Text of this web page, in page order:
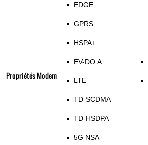
Propriétés Modem
EDGE
GPRS
HSPA+
EV-DO A
LTE
TD-SCDMA
TD-HSDPA
5G NSA